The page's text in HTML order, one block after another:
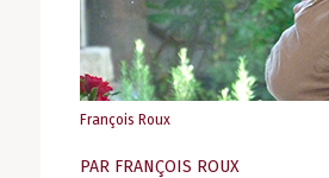
François Roux
PAR FRANÇOIS ROUX